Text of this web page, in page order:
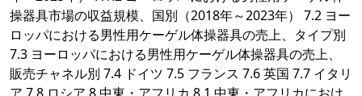
操器具市場の収益規模、国別（2018年～2023年） 7.2 ヨー
ロッパにおける男性用ケーゲル体操器具の売上、タイプ別
7.3 ヨーロッパにおける男性用ケーゲル体操器具の売上、
販売チャネル別 7.4 ドイツ 7.5 フランス 7.6 英国 7.7 イタリ